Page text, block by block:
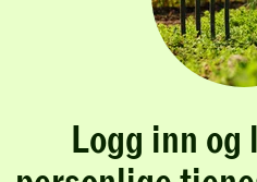
Logg inn og